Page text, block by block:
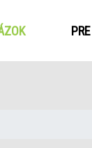
(CURRENT)